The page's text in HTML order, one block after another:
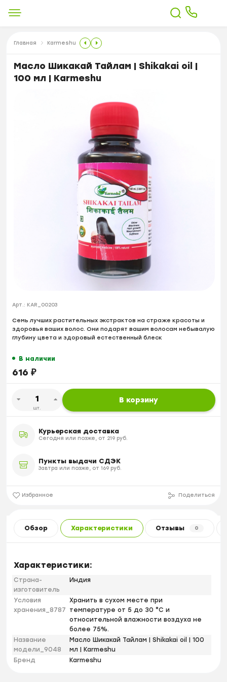
Главная Karmeshu
Масло Шикакай Тайлам | Shikakai oil |
100 мл | Karmeshu
Арт.: KAR_00203
Семь лучших растительных экстрактов на страже красоты и
здоровья ваших волос. Они подарят вашим волосам небывалую
глубину цвета и здоровый естественный блеск
В наличии
616 ₽
шт.
В корзину
Курьерская доставка
Сегодня или позже, от 219 руб.
Пункты выдачи СДЭК
Завтра или позже, от 169 руб.
Избранное Поделиться
Обзор Характеристики Отзывы 0
Характеристики:
Страна-
изготовитель
Индия
Условия
хранения_8787
Хранить в сухом месте при
температуре от 5 до 30 °С и
относительной влажности воздуха не
более 75%.
Название
модели_9048
Масло Шикакай Тайлам | Shikakai oil | 100
мл | Karmeshu
Бренд
Karmeshu